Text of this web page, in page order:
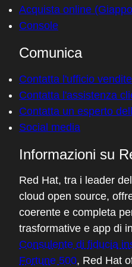
Acquista online
Console
Comunica
Contatta l'ufficio vendite
Contatta l'assistenza
Contatta un esperto
Social media
Informazioni su
Red Hat, tra i leader
cloud open source,
coerente e completa
trasformative e app di
Consulente di fiducia
Fortune 500, Red Hat